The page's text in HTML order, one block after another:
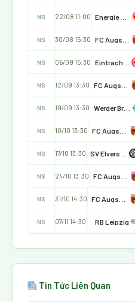
NS 22/08 11:00
NS 30/08 15:30
NS 06/09 15:30
NS 12/09 13:30
NS 19/09 13:30 Werder Bremen
NS 10/10 13:30
NS 17/10 13:30
NS 24/10 13:30
NS 31/10 14:30
NS 07/11 14:30 RB Leipzig
Tin Tức Liên Quan